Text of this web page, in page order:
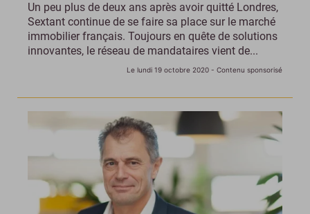
Un peu plus de deux ans après avoir quitté Londres,
Sextant continue de se faire sa place sur le marché
immobilier français. Toujours en quête de solutions
innovantes, le réseau de mandataires vient de...
Le lundi 19 octobre 2020 - Contenu sponsorisé